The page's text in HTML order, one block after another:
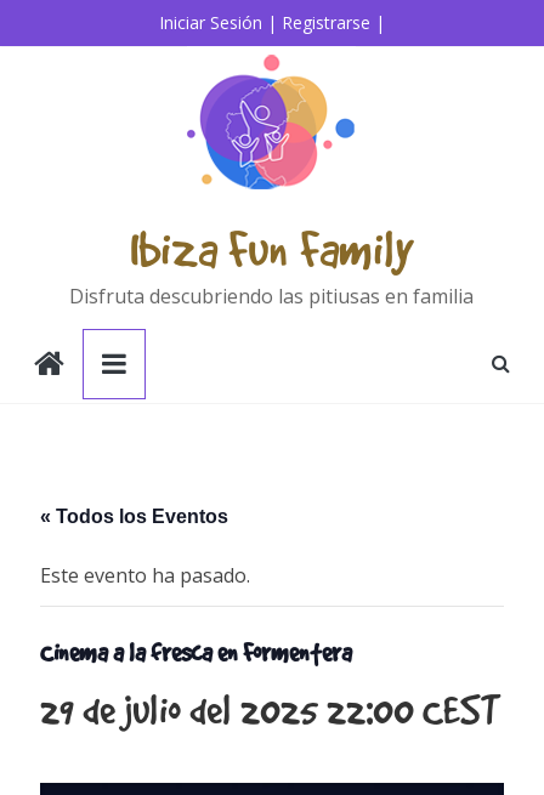
al
Iniciar Sesión | Registrarse |
Ibiza Fun Family
Disfruta descubriendo las pitiusas en familia
« Todos los Eventos
Este evento ha pasado.
Cinema a la fresca en Formentera
29 de julio del 2025 22:00CEST